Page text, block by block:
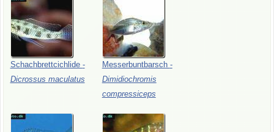
Schachbrettcichlide -
Dicrossus maculatus
Messerbuntbarsch -
Dimidiochromis
compressiceps